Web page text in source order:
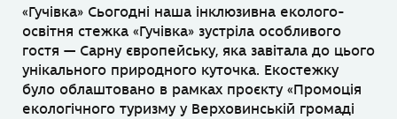
«Гучівка» Сьогодні наша інклюзивна еколого-
освітня стежка «Гучівка» зустріла особливого
гостя — Сарну європейську, яка завітала до цього
унікального природного куточка. Екостежку
було облаштовано в рамках проєкту «Промоція
екологічного туризму у Верховинській громаді